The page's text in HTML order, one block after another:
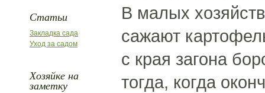
Статьи
Закладка сада
Уход за садом
Хозяйке на
заметку
В малых
сажают
с края загона
тогда, когда